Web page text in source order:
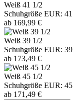
Weiß 41 1/2
Schuhgröße EUR: 41
ab 169,99 €
Weiß 39 1/2
Schuhgröße EUR: 39
ab 173,49 €
Weiß 45 1/2
Schuhgröße EUR: 45
ab 171,49 €